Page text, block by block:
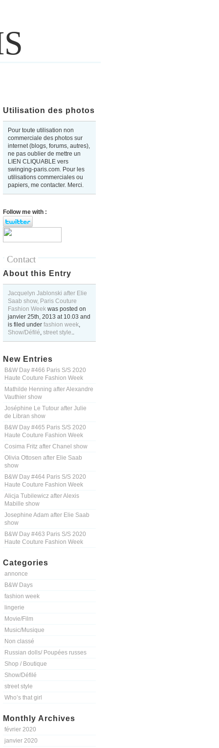
Utilisation des photos
Pour toute utilisation non
commerciale des photos sur
internet (blogs, forums, autres),
ne pas oublier de mettre un
LIEN CLIQUABLE vers
swinging-paris.com. Pour les
utilisations commerciales ou
papiers, me contacter. Merci.
Follow me with :
Contact
About this Entry
Jacquelyn Jablonski after Elie
Saab show, Paris Couture
Fashion Week was posted on
janvier 25th, 2013 at 10.03 and
is filed under fashion week,
Show/Défilé, street style..
New Entries
B&W Day #466 Paris S/S 2020
Haute Couture Fashion Week
Mathilde Henning after Alexandre
Vauthier show
Joséphine Le Tutour after Julie
de Libran show
B&W Day #465 Paris S/S 2020
Haute Couture Fashion Week
Cosima Fritz after Chanel show
Olivia Ottosen after Elie Saab
show
B&W Day #464 Paris S/S 2020
Haute Couture Fashion Week
Alicja Tubilewicz after Alexis
Mabille show
Josephine Adam after Elie Saab
show
B&W Day #463 Paris S/S 2020
Haute Couture Fashion Week
Categories
annonce
B&W Days
fashion week
lingerie
Movie/Film
Music/Musique
Non classé
Russian dolls/ Poupées russes
Shop / Boutique
Show/Défilé
street style
Who’s that girl
Monthly Archives
février 2020
janvier 2020